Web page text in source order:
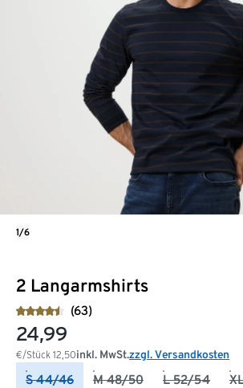
2 Langarmshirts
(63)
24,99
€/Stück 12,50inkl. MwSt.zzgl. Versandkosten
S 44/46 M 48/50 L 52/54
1/6